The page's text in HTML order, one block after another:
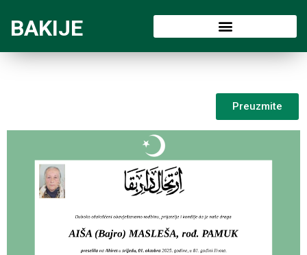
BAKIJE
Preuzmite